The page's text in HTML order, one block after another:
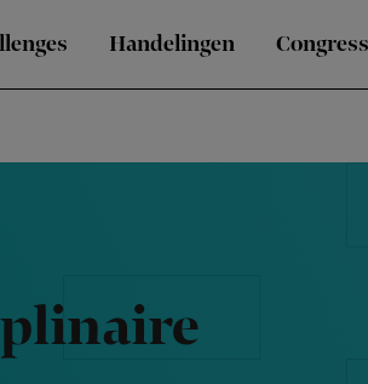
Handelingen